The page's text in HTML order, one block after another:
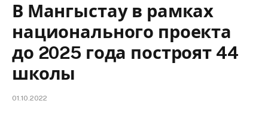
В Мангыстау в рамках
национального проекта
до 2025 года построят 44
школы
01.10.2022